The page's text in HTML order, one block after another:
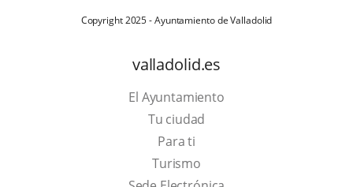
Copyright 2025 - Ayuntamiento de Valladolid
valladolid.es
El Ayuntamiento
Tu ciudad
Para ti
TurismoThis